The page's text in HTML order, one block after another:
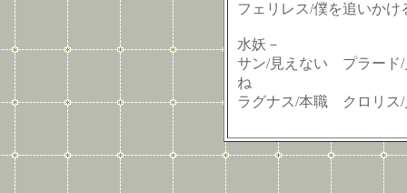
フェリレス/僕を追いか
水妖－
サン/見えない プラード
ね
ラグナス/本職 クロリ